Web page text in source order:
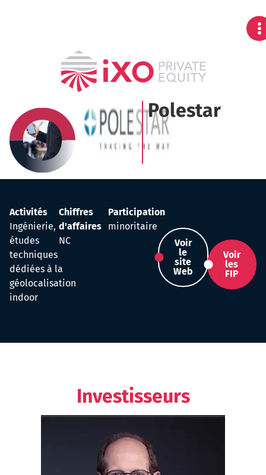
Polestar
Activités
Ingénierie,
études
techniques
dédiées à la
géolocalisation
indoor
Chiffres
d'affaires
NC
Participation
minoritaire
Voir
le
site
Web
Voir
les
FIP
Investisseurs